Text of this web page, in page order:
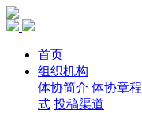
首页
组织机构
体协简介 体协章程
式 投稿渠道